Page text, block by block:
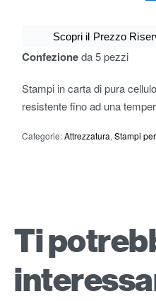
Scopri il Prezzo
Confezioneda 5 pezzi
Stampi in carta di pura
resistente fino ad una
Categorie:Attrezzatura,Stampi
Ti